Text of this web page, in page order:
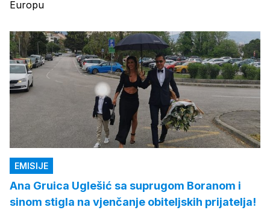
Europu
EMISIJE
Ana Gruica Uglešić sa suprugom Boranom i
sinom stigla na vjenčanje obiteljskih prijatelja!